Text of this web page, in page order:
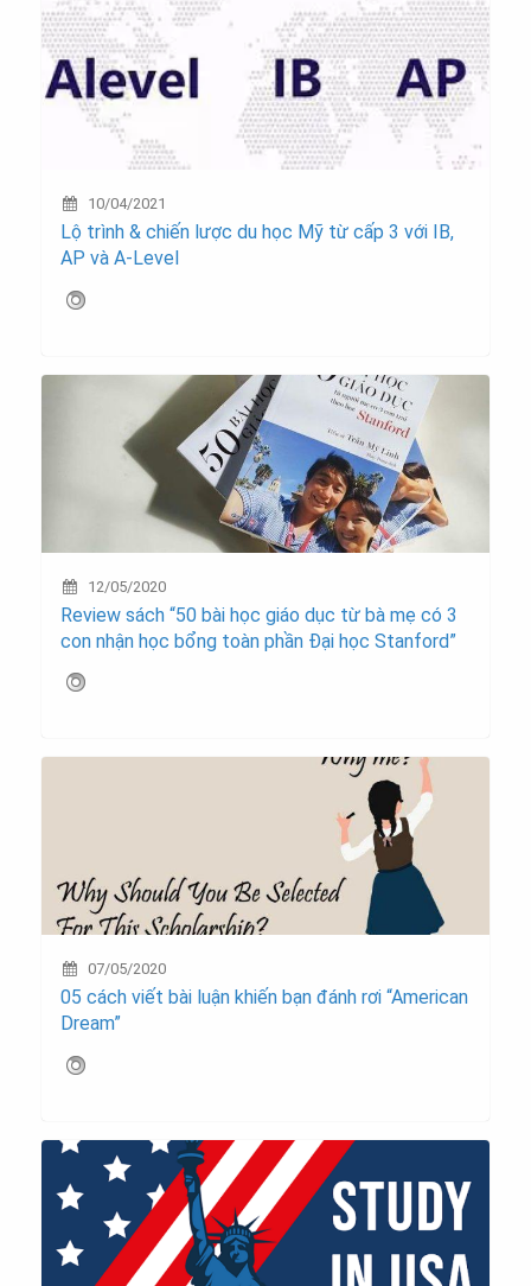
10/04/2021
Lộ trình & chiến lược du học Mỹ từ cấp 3 với IB,
AP và A-Level
12/05/2020
Review sách “50 bài học giáo dục từ bà mẹ có 3
con nhận học bổng toàn phần Đại học Stanford”
07/05/2020
05 cách viết bài luận khiến bạn đánh rơi “American
Dream”